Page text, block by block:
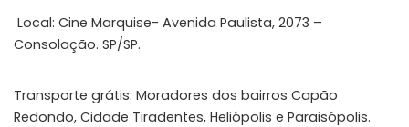
Local: Cine Marquise- Avenida Paulista, 2073 –
Consolação. SP/SP.
Transporte grátis: Moradores dos bairros Capão
Redondo, Cidade Tiradentes, Heliópolis e Paraisópolis.